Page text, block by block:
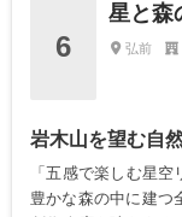
6
星と森
弘前
岩木山を望む自
「五感で楽しむ星
豊かな森の中に建つ